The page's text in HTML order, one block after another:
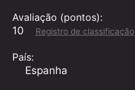
Avaliação (pontos):
10
Registro de classificação
País:
Espanha